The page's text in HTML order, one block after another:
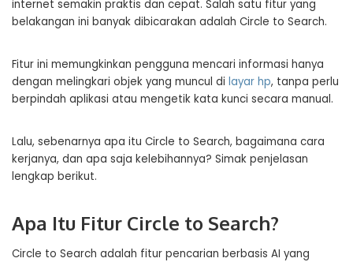
internet semakin praktis dan cepat. Salah satu fitur yang
belakangan ini banyak dibicarakan adalah Circle to Search.
Fitur ini memungkinkan pengguna mencari informasi hanya
dengan melingkari objek yang muncul di layar hp, tanpa perlu
berpindah aplikasi atau mengetik kata kunci secara manual.
Lalu, sebenarnya apa itu Circle to Search, bagaimana cara
kerjanya, dan apa saja kelebihannya? Simak penjelasan
lengkap berikut.
Apa Itu Fitur Circle to Search?
Circle to Search adalah fitur pencarian berbasis AI yang